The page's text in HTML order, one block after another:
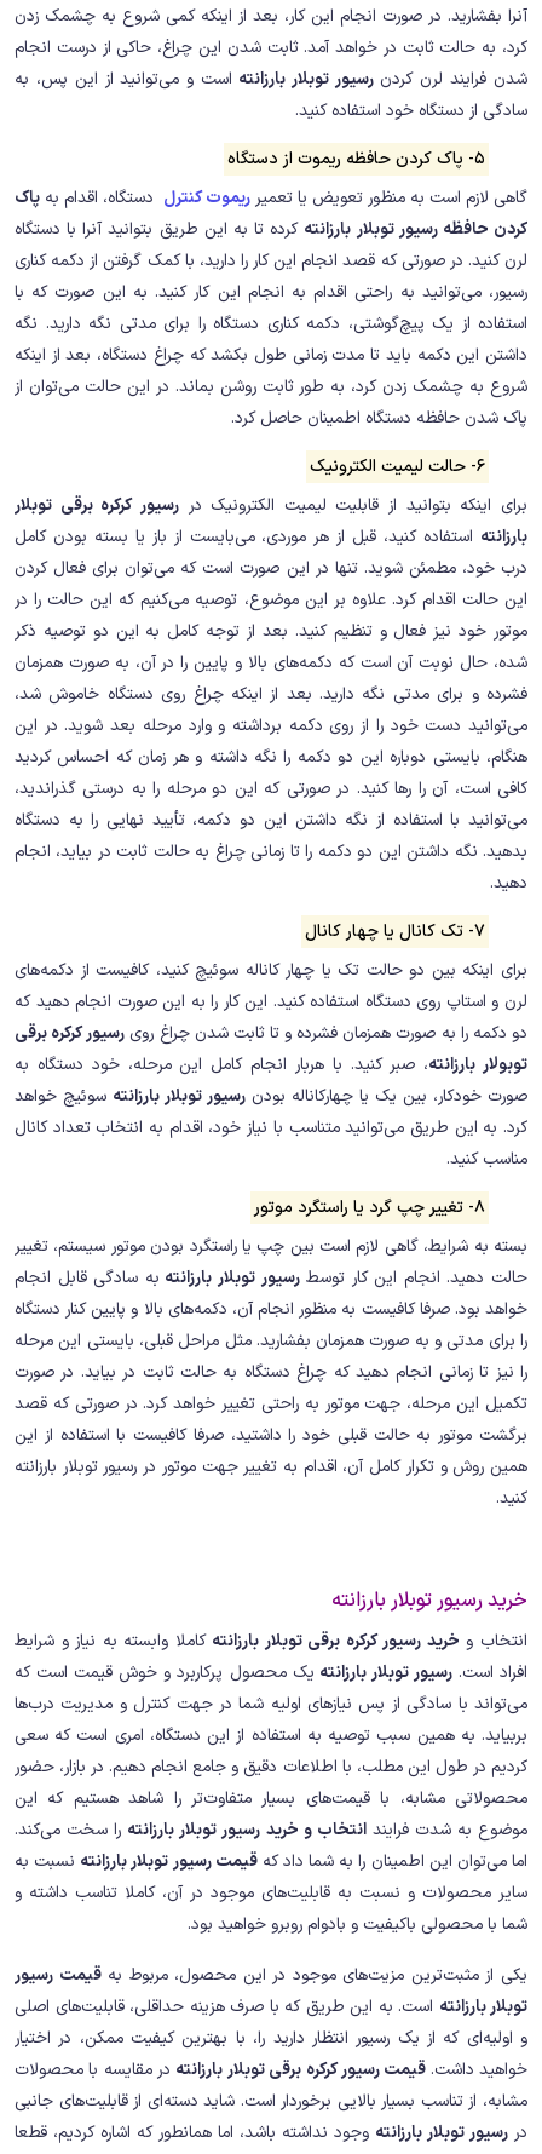
آنرا بفشارید. در صورت انجام این کار، بعد از اینکه کمی شروع به چشمک زدن
کرد، به حالت ثابت در خواهد آمد. ثابت شدن این چراغ، حاکی از درست انجام
شدن فرایند لرن کردنرسیور توبلار بارزانته است و می‌توانید از این پس، به
سادگی از دستگاه خود استفاده کنید.
5- پاک کردن حافظه ریموت از دستگاه
گاهی لازم است به منظور تعویض یا تعمیر ریموت کنترل دستگاه، اقدام به پاک
کردن حافظه رسیور توبلار بارزانته کرده تا به این طریق بتوانید آنرا با دستگاه
لرن کنید. در صورتی که قصد انجام این کار را دارید، با کمک گرفتن از دکمه کناری
رسیور، می‌توانید به راحتی اقدام به انجام این کار کنید. به این صورت که با
استفاده از یک پیچ‌گوشتی، دکمه کناری دستگاه را برای مدتی نگه دارید. نگه
داشتن این دکمه باید تا مدت زمانی طول بکشد که چراغ دستگاه، بعد از اینکه
شروع به چشمک زدن کرد، به طور ثابت روشن بماند. در این حالت می‌توان از
پاک شدن حافظه دستگاه اطمینان حاصل کرد.
6- حالت لیمیت الکترونیک
برای اینکه بتوانید از قابلیت لیمیت الکترونیک دررسیور کرکره برقی توبلار
بارزانته استفاده کنید، قبل از هر موردی، می‌بایست از باز یا بسته بودن کامل
درب خود، مطمئن شوید. تنها در این صورت است که می‌توان برای فعال کردن
این حالت اقدام کرد. علاوه بر این موضوع، توصیه می‌کنیم که این حالت را در
موتور خود نیز فعال و تنظیم کنید. بعد از توجه کامل به این دو توصیه ذکر
شده، حال نوبت آن است که دکمه‌های بالا و پایین را در آن، به صورت همزمان
فشرده و برای مدتی نگه دارید. بعد از اینکه چراغ روی دستگاه خاموش شد،
می‌توانید دست خود را از روی دکمه برداشته و وارد مرحله بعد شوید. در این
هنگام، بایستی دوباره این دو دکمه را نگه داشته و هر زمان که احساس کردید
کافی است، آن را رها کنید. در صورتی که این دو مرحله را به درستی گذراندید،
می‌توانید با استفاده از نگه داشتن این دو دکمه، تأیید نهایی را به دستگاه
بدهید. نگه داشتن این دو دکمه را تا زمانی چراغ به حالت ثابت در بیاید، انجام
دهید.
7- تک کانال یا چهار کانال
برای اینکه بین دو حالت تک یا چهار کاناله سوئیچ کنید، کافیست از دکمه‌های
لرن و استاپ روی دستگاه استفاده کنید. این کار را به این صورت انجام دهید که
دو دکمه را به صورت همزمان فشرده و تا ثابت شدن چراغ روی رسیور کرکره برقی
توبولار بارزانته، صبر کنید. با هربار انجام کامل این مرحله، خود دستگاه به
صورت خودکار، بین یک یا چهارکاناله بودن رسیور توبلار بارزانته سوئیچ خواهد
کرد. به این طریق می‌توانید متناسب با نیاز خود، اقدام به انتخاب تعداد کانال
مناسب کنید.
8- تغییر چپ گرد یا راستگرد موتور
بسته به شرایط، گاهی لازم است بین چپ یا راستگرد بودن موتور سیستم، تغییر
حالت دهید. انجام این کار توسطرسیور توبلار بارزانته به سادگی قابل انجام
خواهد بود. صرفا کافیست به منظور انجام آن، دکمه‌های بالا و پایین کنار دستگاه
را برای مدتی و به صورت همزمان بفشارید. مثل مراحل قبلی، بایستی این مرحله
را نیز تا زمانی انجام دهید که چراغ دستگاه به حالت ثابت در بیاید. در صورت
تکمیل این مرحله، جهت موتور به راحتی تغییر خواهد کرد. در صورتی که قصد
برگشت موتور به حالت قبلی خود را داشتید، صرفا کافیست با استفاده از این
همین روش و تکرار کامل آن، اقدام به تغییر جهت موتور در رسیور توبلار بارزانته
کنید.
خرید رسیور توبلار بارزانته
انتخاب و خرید رسیور کرکره برقی توبلار بارزانته کاملا وابسته به نیاز و شرایط
افراد است.رسیور توبلار بارزانته یک محصول پرکاربرد و خوش قیمت است که
می‌تواند با سادگی از پس نیاز‌های اولیه شما در جهت کنترل و مدیریت درب‌ها
بربیاید. به همین سبب توصیه به استفاده از این دستگاه، امری است که سعی
کردیم در طول این مطلب، با اطلاعات دقیق و جامع انجام دهیم. در بازار، حضور
محصولاتی مشابه، با قیمت‌های بسیار متفاوت‌تر را شاهد هستیم که این
موضوع به شدت فرایندانتخاب و خرید رسیور توبلار بارزانته را سخت می‌کند.
اما می‌توان این اطمینان را به شما داد کهقیمت رسیور توبلار بارزانته نسبت به
سایر محصولات و نسبت به قابلیت‌های موجود در آن، کاملا تناسب داشته و
شما با محصولی باکیفیت و بادوام روبرو خواهید بود.
یکی از مثبت‌ترین مزیت‌های موجود در این محصول، مربوط بهقیمت رسیور
توبلار بارزانته است. به این طریق که با صرف هزینه حداقلی، قابلیت‌های اصلی
و اولیه‌ای که از یک رسیور انتظار دارید را، با بهترین کیفیت ممکن، در اختیار
خواهید داشت. قیمت رسیور کرکره برقی توبلار بارزانته در مقایسه با محصولات
مشابه، از تناسب بسیار بالایی برخوردار است. شاید دسته‌ای از قابلیت‌های جانبی
در رسیور توبلار بارزانته وجود نداشته باشد، اما همانطور که اشاره کردیم، قطعا